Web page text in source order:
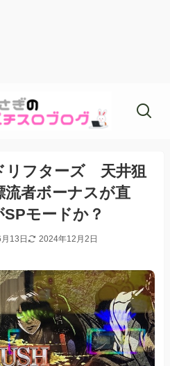
リフターズ 天井狙
流者ボーナスが直
モードか？
13日 2024年12月2日